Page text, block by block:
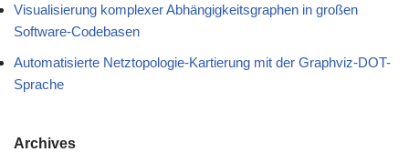
Visualisierung komplexer Abhängigkeitsgraphen in großen
Software-Codebasen
Automatisierte Netztopologie-Kartierung mit der Graphviz-DOT-
Sprache
Archives